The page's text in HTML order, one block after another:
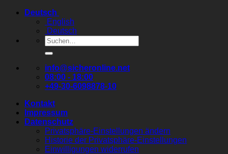
Zum
Deutsch
English
Deutsch
Suchen
nach:
info@sicheronline.net
08:00 - 18:00
+49-30-6098878-10
Kontakt
Impressum
Datenschutz
Privatsphäre-Einstellungen ändern
Historie der Privatsphäre-Einstellungen
Einwilligungen widerrufen